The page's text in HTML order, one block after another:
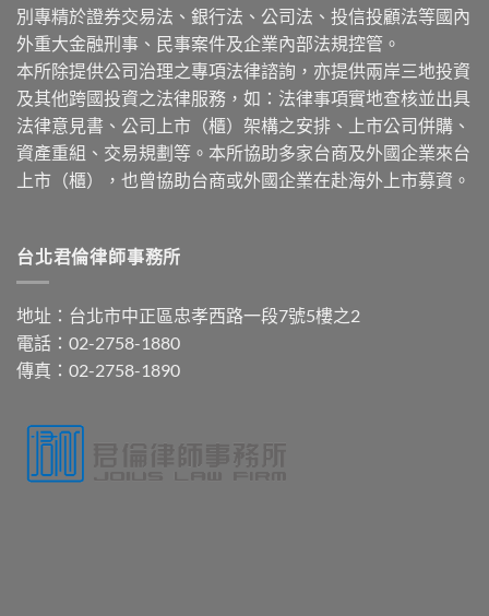
別專精於證券交易法、銀行法、公司法、投信投顧法等國內
外重大金融刑事、民事案件及企業內部法規控管。
本所除提供公司治理之專項法律諮詢，亦提供兩岸三地投資
及其他跨國投資之法律服務，如：法律事項實地查核並出具
法律意見書、公司上市（櫃）架構之安排、上市公司併購、
資產重組、交易規劃等。本所協助多家台商及外國企業來台
上市（櫃），也曾協助台商或外國企業在赴海外上市募資。
台北君倫律師事務所
地址：台北市中正區忠孝西路一段7號5樓之2
電話：02-2758-1880
傳真：02-2758-1890